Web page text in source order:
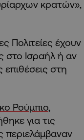
κρατών»,
Πολιτείες έχουν
στο Ισραήλ ή αν
επιθέσεις στη
Ρούμπιο,
για τις
περιελάμβαναν